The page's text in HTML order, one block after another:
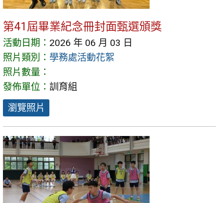
第41屆畢業紀念冊封面甄選頒獎
活動日期： 2026 年 06 月 03 日
照片類別： 學務處活動花絮
照片數量：
發佈單位： 訓育組
瀏覽照片